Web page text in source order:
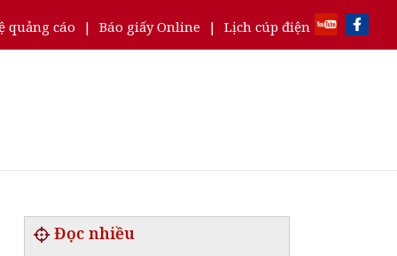
quảng cáo | Báo giấy Online | Lịch cúp điện
Đọc nhiều